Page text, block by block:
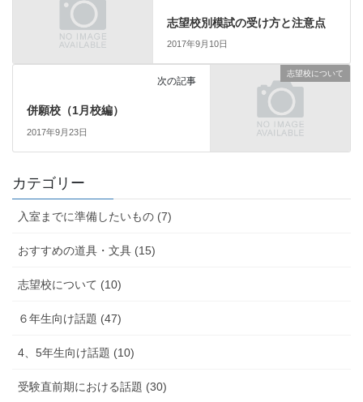
志望校別模試の受け方と注意点
2017年9月10日
志望校について
次の記事
併願校（1月校編）
2017年9月23日
カテゴリー
入室までに準備したいもの (7)
おすすめの道具・文具 (15)
志望校について (10)
６年生向け話題 (47)
4、5年生向け話題 (10)
受験直前期における話題 (30)